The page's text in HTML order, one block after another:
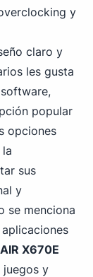
y
claro y
les gusta
popular
opciones
sus
y
se menciona
X670E
juegos y